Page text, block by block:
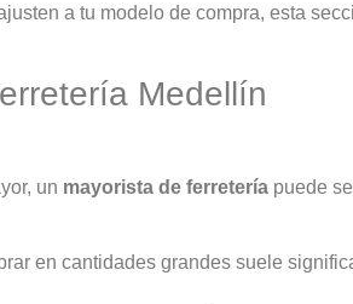
a tu modelo de compra, esta
Medellín
un mayorista de ferretería puede
en cantidades grandes suele